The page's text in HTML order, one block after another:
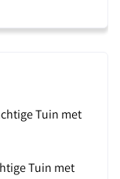
Tuin met
Tuin met